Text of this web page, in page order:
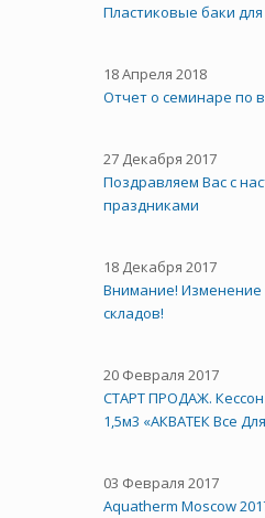
Пластиковые баки
18 Апреля 2018
Отчет о семинаре по
27 Декабря 2017
Поздравляем Вас с
праздниками
18 Декабря 2017
Внимание! Изменение
складов!
20 Февраля 2017
СТАРТ ПРОДАЖ.
1,5м3 «АКВАТЕК Все
03 Февраля 2017
Aquatherm Moscow